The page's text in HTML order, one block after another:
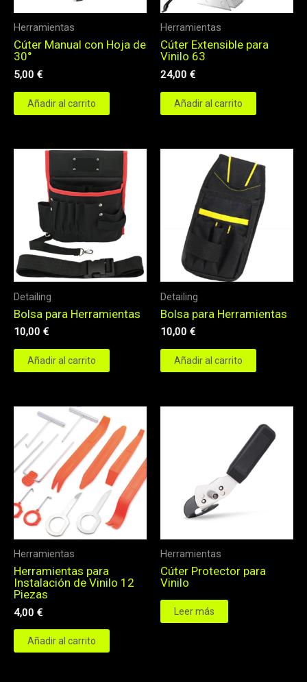
Herramientas
Cúter Manual con Hoja de
30°
5,00 €
Añadir al carrito
Herramientas
Cúter Extensible para
Vinilo 63
24,00 €
Añadir al carrito
Detailing
Bolsa para Herramientas
10,00 €
Añadir al carrito
Detailing
Bolsa para Herramientas
10,00 €
Añadir al carrito
Herramientas
Herramientas para
Instalación de Vinilo 12
Piezas
4,00 €
Añadir al carrito
Herramientas
Cúter Protector para
Vinilo
Leer más